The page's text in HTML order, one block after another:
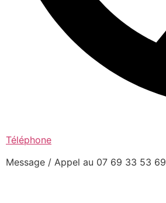
Téléphone
Message / Appel au 07 69 33 53 69